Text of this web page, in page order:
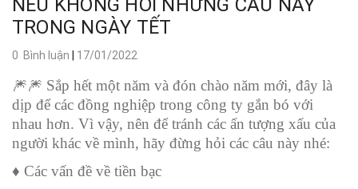
NẾU KHÔNG HỎI NHỮNG CÂU NÀY
TRONG NGÀY TẾT
0 Bình luận 17/01/2022
🎆🎆 Sắp hết một năm và đón chào năm mới, đây là
dịp để các đồng nghiệp trong công ty gắn bó với
nhau hơn. Vì vậy, nên để tránh các ấn tượng xấu của
người khác về mình, hãy đừng hỏi các câu này nhé:
♦️ Các vấn đề về tiền bạc